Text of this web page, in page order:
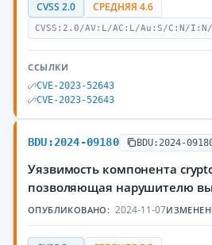
CVSS 2.0 СРЕДНЯЯ 4.6
CVSS:2.0/AV:L/AC:L/Au:S/C:N/I:N/
ССЫЛКИ
CVE-2023-52643
CVE-2023-52643
BDU:2024-09180 BDU:2024-
Уязвимость компонента
позволяющая нарушителю
ОПУБЛИКОВАНО: 2024-11-07